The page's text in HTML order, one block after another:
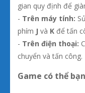
gian quy định để
- Trên máy tính:
phím J và K để tấn
- Trên điện thoại:
chuyển và tấn công.
Game có thể